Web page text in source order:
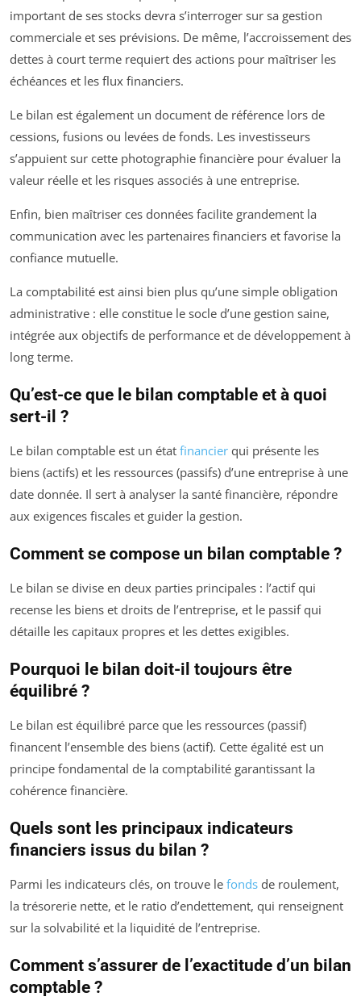
important de ses stocks devra s’interroger sur sa gestion
commerciale et ses prévisions. De même, l’accroissement des
dettes à court terme requiert des actions pour maîtriser les
échéances et les flux financiers.
Le bilan est également un document de référence lors de
cessions, fusions ou levées de fonds. Les investisseurs
s’appuient sur cette photographie financière pour évaluer la
valeur réelle et les risques associés à une entreprise.
Enfin, bien maîtriser ces données facilite grandement la
communication avec les partenaires financiers et favorise la
confiance mutuelle.
La comptabilité est ainsi bien plus qu’une simple obligation
administrative : elle constitue le socle d’une gestion saine,
intégrée aux objectifs de performance et de développement à
long terme.
Qu’est-ce que le bilan comptable et à quoi
sert-il ?
Le bilan comptable est un état financier qui présente les
biens (actifs) et les ressources (passifs) d’une entreprise à une
date donnée. Il sert à analyser la santé financière, répondre
aux exigences fiscales et guider la gestion.
Comment se compose un bilan comptable ?
Le bilan se divise en deux parties principales : l’actif qui
recense les biens et droits de l’entreprise, et le passif qui
détaille les capitaux propres et les dettes exigibles.
Pourquoi le bilan doit-il toujours être
équilibré ?
Le bilan est équilibré parce que les ressources (passif)
financent l’ensemble des biens (actif). Cette égalité est un
principe fondamental de la comptabilité garantissant la
cohérence financière.
Quels sont les principaux indicateurs
financiers issus du bilan ?
Parmi les indicateurs clés, on trouve le fonds de roulement,
la trésorerie nette, et le ratio d’endettement, qui renseignent
sur la solvabilité et la liquidité de l’entreprise.
Comment s’assurer de l’exactitude d’un bilan
comptable ?